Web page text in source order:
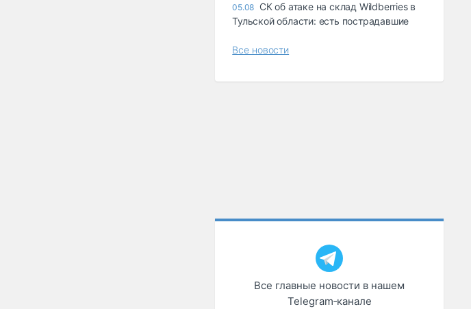
05.08 СК об атаке на склад Wildberries в
Тульской области: есть пострадавшие
Все новости
Все главные новости в нашем
Telegram‑канале